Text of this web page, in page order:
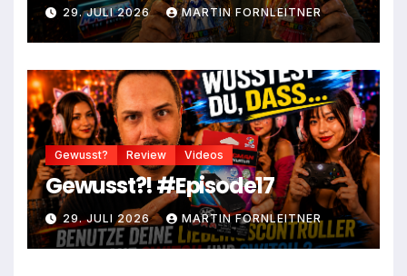
29. JULI 2026 MARTIN FORNLEITNER
Gewusst? Review Videos
Gewusst?! #Episode17
29. JULI 2026 MARTIN FORNLEITNER